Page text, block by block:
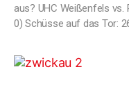
aus? UHC Weißenfels
0) Schüsse auf das Tor: